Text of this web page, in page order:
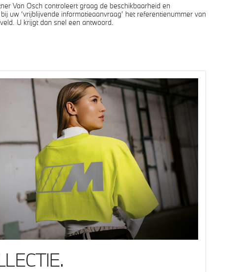
Van Osch controleert graag de beschikbaarheid en
uw ‘vrijblijvende informatieaanvraag’ het referentienummer van
U krijgt dan snel een antwoord.